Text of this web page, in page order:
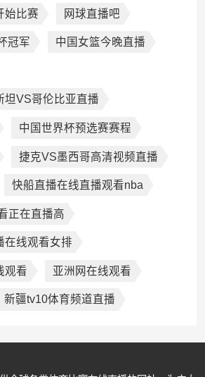
始比赛 网球直播吧
冠军 中国女篮今晚直播
坦VS哥伦比亚直播
中国世界杯预选赛赛程
捷克VS墨西哥高清视频直播
快船直播在线直播观看nba
正在直播高
在线观看女排
观看 亚洲网在线观看
新疆tv10体育频道直播